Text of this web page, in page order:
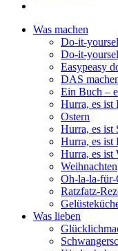
Was machen
Do-it-
Do-it-
Easypeasy
DAS
Ein Buch –
Hurra, es ist
Ostern
Hurra, es ist
Hurra, es ist
Hurra, es ist
Weihnachten
Oh-la-la-für-
Ratzfatz-
Was lieben